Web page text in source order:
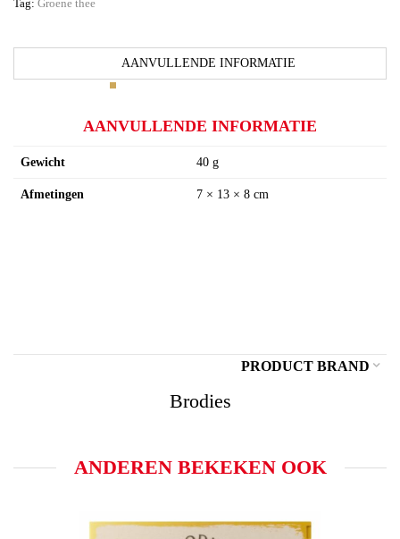
aantal
Tag: Groene thee
AANVULLENDE INFORMATIE
AANVULLENDE INFORMATIE
Gewicht 40 g
Afmetingen 7 × 13 × 8 cm
PRODUCT BRAND
Brodies
ANDEREN BEKEKEN OOK